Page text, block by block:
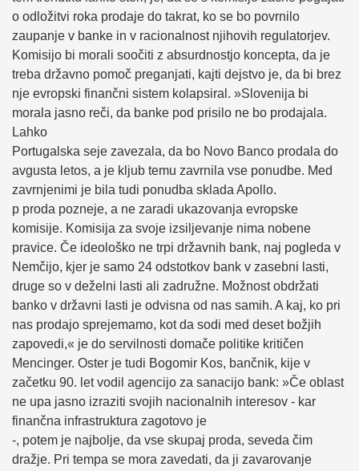
o odložitvi roka prodaje do takrat, ko se bo povrnilo
zaupanje v banke in v racionalnost njihovih regulatorjev.
Komisijo bi morali soočiti z absurdnostjo koncepta, da je
treba državno pomoč preganjati, kajti dejstvo je, da bi brez
nje evropski finančni sistem kolapsiral. »Slovenija bi
morala jasno reči, da banke pod prisilo ne bo prodajala.
Lahko
Portugalska seje zavezala, da bo Novo Banco prodala do
avgusta letos, a je kljub temu zavrnila vse ponudbe. Med
zavrnjenimi je bila tudi ponudba sklada Apollo.
p proda pozneje, a ne zaradi ukazovanja evropske
komisije. Komisija za svoje izsiljevanje nima nobene
pravice. Če ideološko ne trpi državnih bank, naj pogleda v
Nemčijo, kjer je samo 24 odstotkov bank v zasebni lasti,
druge so v deželni lasti ali zadružne. Možnost obdržati
banko v državni lasti je odvisna od nas samih. A kaj, ko pri
nas prodajo sprejemamo, kot da sodi med deset božjih
zapovedi,« je do servilnosti domače politike kritičen
Mencinger. Oster je tudi Bogomir Kos, bančnik, kije v
začetku 90. let vodil agencijo za sanacijo bank: »Če oblast
ne upa jasno izraziti svojih nacionalnih interesov - kar
finančna infrastruktura zagotovo je
-, potem je najbolje, da vse skupaj proda, seveda čim
dražje. Pri tempa se mora zavedati, da ji zavarovanje